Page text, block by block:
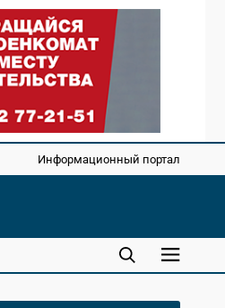
Информационный портал